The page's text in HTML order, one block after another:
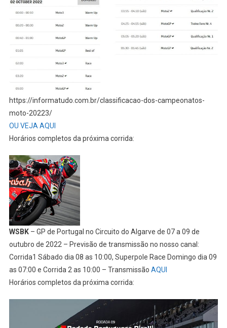
https://informatudo.com.br/classificacao-dos-campeonatos-
moto-20223/
OU VEJA AQUI
Horários completos da próxima corrida:
WSBK– GP de Portugal no Circuito do Algarve de 07 a 09 de
outubro de 2022 – Previsão de transmissão no nosso canal:
Corrida1 Sábado dia 08 as 10:00, Superpole Race Domingo dia 09
as 07:00 e Corrida 2 as 10:00 – Transmissão AQUI
Horários completos da próxima corrida: